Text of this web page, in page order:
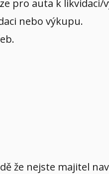
pro auta k likvidaci/
nebo výkupu.
že nejste majitel